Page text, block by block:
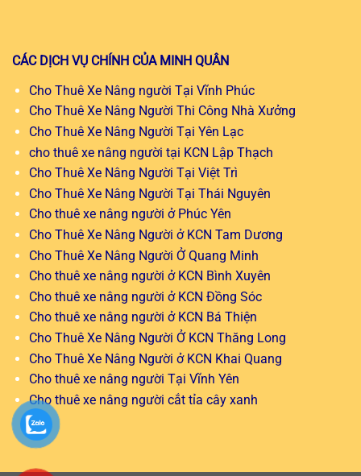
CÁC DỊCH VỤ CHÍNH CỦA MINH QUÂN
Cho Thuê Xe Nâng người Tại Vĩnh Phúc
Cho Thuê Xe Nâng Người Thi Công Nhà Xưởng
Cho Thuê Xe Nâng Người Tại Yên Lạc
cho thuê xe nâng người tại KCN Lập Thạch
Cho Thuê Xe Nâng Người Tại Việt Trì
Cho Thuê Xe Nâng Người Tại Thái Nguyên
Cho thuê xe nâng người ở Phúc Yên
Cho Thuê Xe Nâng Người ở KCN Tam Dương
Cho Thuê Xe Nâng Người Ở Quang Minh
Cho thuê xe nâng người ở KCN Bình Xuyên
Cho thuê xe nâng người ở KCN Đồng Sóc
Cho thuê xe nâng người ở KCN Bá Thiện
Cho Thuê Xe Nâng Người Ở KCN Thăng Long
Cho Thuê Xe Nâng Người ở KCN Khai Quang
Cho thuê xe nâng người Tại Vĩnh Yên
Cho thuê xe nâng người cắt tỉa cây xanh